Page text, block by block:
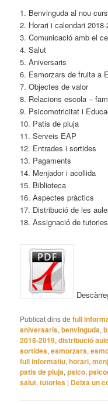
1. Benvinguda al nou curs
2. Horari i calendari
3. Comunicació amb el
4. Salut
5. Aniversaris
6. Esmorzars de fruita a
7. Objectes de valor
8. Relacions escola –
9. Psicomotricitat i
10. Patis de pluja
11. Serveis EAP
12. Entrades i sortides
13. Pagaments
14. Menjador i acollida
15. Biblioteca
16. Aspectes pràctics
17. Distribució de les
18. Assignació de
Publicat dins de full
aniversaris,benvinguda,
2018-2019,distribució
sortides,esmorzars,
full informatiu,horari,
patis de pluja,psico,
salut,tutories | Deixa un